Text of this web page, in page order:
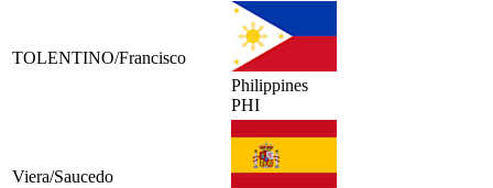
TOLENTINO/Francisco
Philippines
PHI
Viera/Saucedo